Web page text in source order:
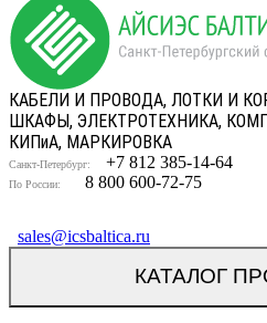
КАБЕЛИ И ПРОВОДА, ЛОТКИ И
ШКАФЫ, ЭЛЕКТРОТЕХНИКА,
КИПиА, МАРКИРОВКА
Санкт-Петербург: +7 812 385-14-64
По России: 8 800 600-72-75
sales@icsbaltica.ru
КАТАЛОГ